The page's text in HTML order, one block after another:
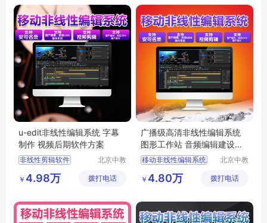
非线性编辑软件系统
u-edit非线性编辑系统 字幕
制作 视频后期软件方案
非线性剪辑软件
视频编辑
国产非编软件
北京中教
有限公司
￥ 4.98万 拨打电话
广播级高清非线性编辑系统
图形工作站 音频编辑建设方
案
移动非线性编辑系统
视频剪辑编辑软件
非线性编辑器
北京中教
有限公司
￥ 4.80万 拨打电话